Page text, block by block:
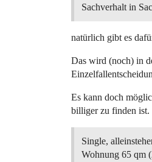
Sachverhalt in
natürlich gibt es
Das wird (noch) in
Es kann doch
billiger zu finden ist.
Single,
Wohnung 65 qm